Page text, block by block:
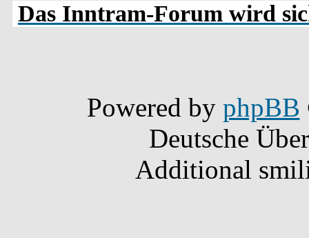
Das Inntram-Forum wird
Powered by phpBB
Deutsche
Additional